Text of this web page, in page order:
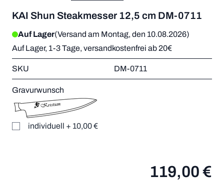
KAI Shun Steakmesser 12,5 cm DM-0711
Auf Lager(Versand am Montag, den 10.08.2026)
Auf Lager, 1-3 Tage, versandkostenfrei ab 20€
SKU DM-0711
Gravurwunsch
individuell + 10,00 €
119,00 €